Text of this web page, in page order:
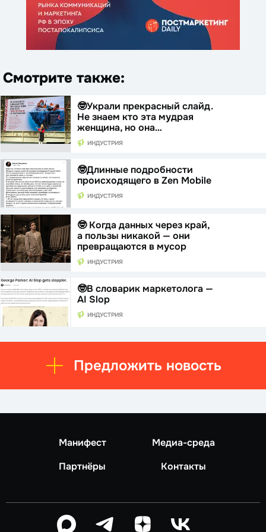
Смотрите также:
🤓Украли прекрасный слайд.
Не знаем кто эта мудрая
женщина, но она…
ИНДУСТРИЯ
🤓Длинные подробности
происходящего в Zen Mobile
ИНДУСТРИЯ
🤓 Когда данных через край,
а пользы никакой — они
превращаются в мусор
ИНДУСТРИЯ
🤓В словарик маркетолога —
AI Slop
ИНДУСТРИЯ
Предложить новость
Манифест
Медиа-среда
Партнёры
Контакты